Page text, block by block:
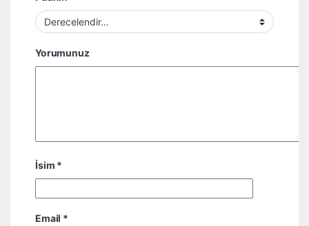
Yorumunuz
İsim *
Email *